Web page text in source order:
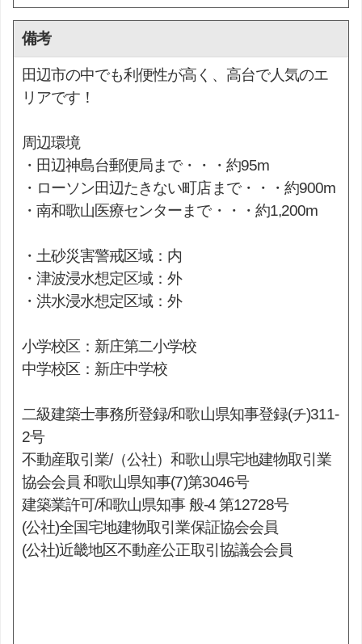
備考
田辺市の中でも利便性が高く、高台で人気のエ
リアです！
周辺環境
・田辺神島台郵便局まで・・・約95m
・ローソン田辺たきない町店まで・・・約900m
・南和歌山医療センターまで・・・約1,200m
・土砂災害警戒区域：内
・津波浸水想定区域：外
・洪水浸水想定区域：外
小学校区：新庄第二小学校
中学校区：新庄中学校
二級建築士事務所登録/和歌山県知事登録(チ)311-
2号
不動産取引業/（公社）和歌山県宅地建物取引業
協会会員 和歌山県知事(7)第3046号
建築業許可/和歌山県知事 般-4 第12728号
(公社)全国宅地建物取引業保証協会会員
(公社)近畿地区不動産公正取引協議会会員